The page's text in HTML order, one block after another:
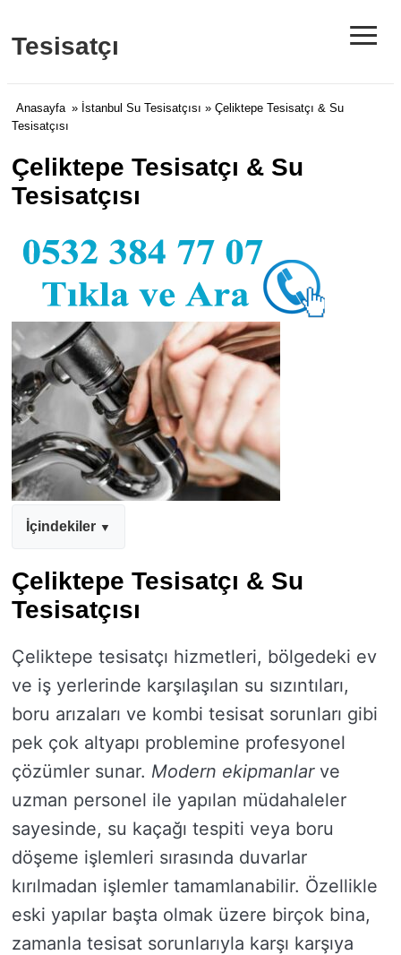
Tesisatçı ≡
Anasayfa » İstanbul Su Tesisatçısı » Çeliktepe Tesisatçı & Su
Tesisatçısı
Çeliktepe Tesisatçı & Su
Tesisatçısı
İçindekiler
Çeliktepe Tesisatçı & Su
Tesisatçısı
Çeliktepe tesisatçı hizmetleri, bölgedeki ev
ve iş yerlerinde karşılaşılan su sızıntıları,
boru arızaları ve kombi tesisat sorunları gibi
pek çok altyapı problemine profesyonel
çözümler sunar. Modern ekipmanlarve
uzman personel ile yapılan müdahaleler
sayesinde, su kaçağı tespiti veya boru
döşeme işlemleri sırasında duvarlar
kırılmadan işlemler tamamlanabilir. Özellikle
eski yapılar başta olmak üzere birçok bina,
zamanla tesisat sorunlarıyla karşı karşıya